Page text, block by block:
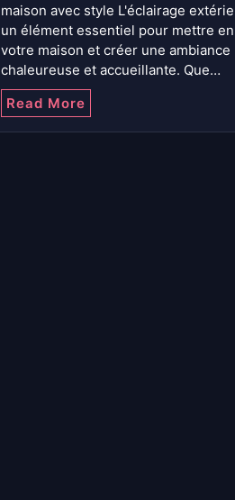
maison avec style L'éclairage
un élément essentiel pour mettre
votre maison et créer une ambiance
chaleureuse et accueillante. Que…
Read More